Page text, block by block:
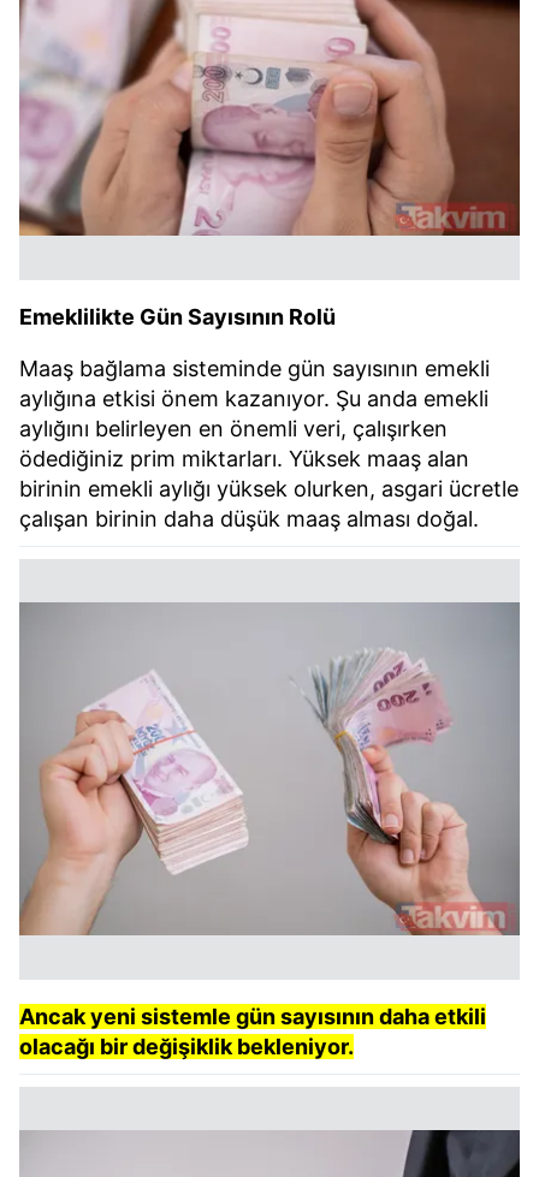
Emeklilikte Gün Sayısının Rolü
Maaş bağlama sisteminde gün sayısının emekli
aylığına etkisi önem kazanıyor. Şu anda emekli
aylığını belirleyen en önemli veri, çalışırken
ödediğiniz prim miktarları. Yüksek maaş alan
birinin emekli aylığı yüksek olurken, asgari ücretle
çalışan birinin daha düşük maaş alması doğal.
Ancak yeni sistemle gün sayısının daha etkili
olacağı bir değişiklik bekleniyor.